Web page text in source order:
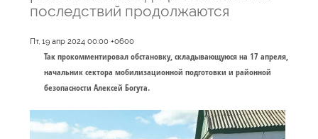
последствий продолжаются
Пт, 19 апр 2024 00:00 +0600
Так прокомментировал обстановку, складывающуюся на 17 апреля,
начальник сектора мобилизационной подготовки и районной
безопасности Алексей Богута.